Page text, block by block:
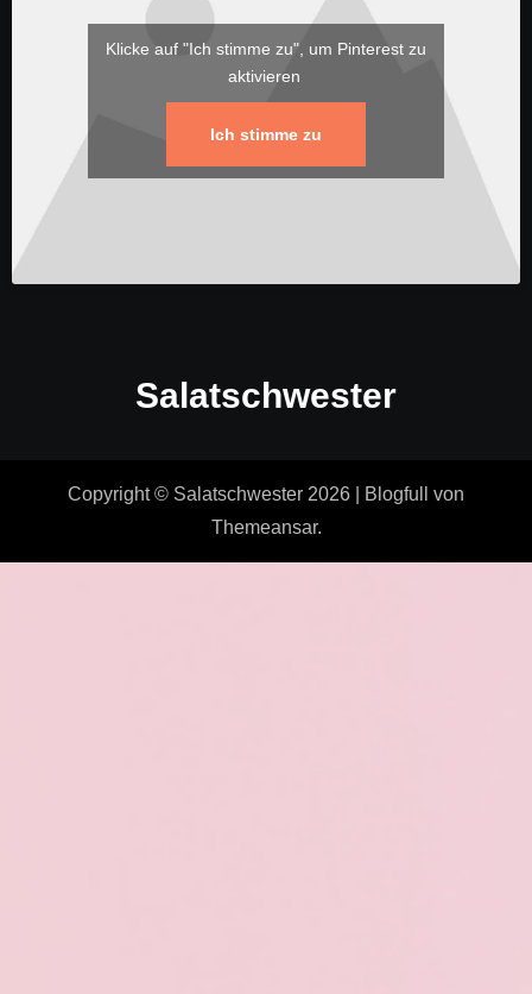
Klicke auf "Ich stimme zu", um Pinterest zu
aktivieren
Ich stimme zu
Salatschwester
Copyright © Salatschwester 2026 Blogfull
von
Themeansar.